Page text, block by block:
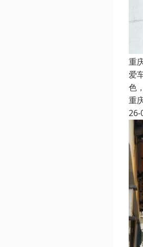
重
爱
色
重
26-